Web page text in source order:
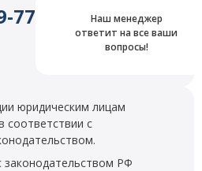
77
Наш менеджер
ответит на все ваши
вопросы!
юридическим лицам
соответствии с
законодательством РФ